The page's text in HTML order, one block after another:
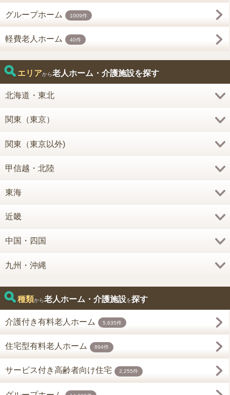
グループホーム 1009件
軽費老人ホーム 40件
エリアから老人ホーム・介護施設を探す
北海道・東北
関東（東京）
関東（東京以外)
甲信越・北陸
東海
近畿
中国・四国
九州・沖縄
種類から老人ホーム・介護施設を探す
介護付き有料老人ホーム 5,635件
住宅型有料老人ホーム 894件
サービス付き高齢者向け住宅 2,255件